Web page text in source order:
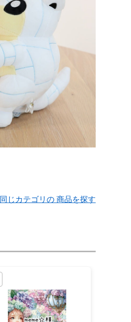
同じカテゴリの 商品を探す